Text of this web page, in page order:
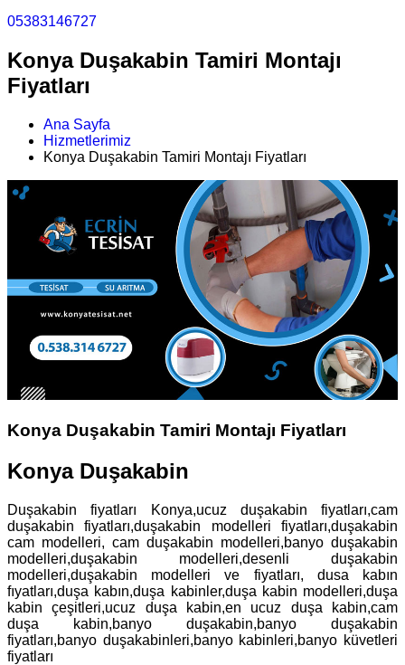
05383146727
Konya Duşakabin Tamiri Montajı
Fiyatları
Ana Sayfa
Hizmetlerimiz
Konya Duşakabin Tamiri Montajı Fiyatları
Konya Duşakabin Tamiri Montajı Fiyatları
Konya Duşakabin
Duşakabin fiyatları Konya,ucuz duşakabin fiyatları,cam
duşakabin fiyatları,duşakabin modelleri fiyatları,duşakabin
cam modelleri, cam duşakabin modelleri,banyo duşakabin
modelleri,duşakabin modelleri,desenli duşakabin
modelleri,duşakabin modelleri ve fiyatları, dusa kabın
fıyatları,duşa kabın,duşa kabinler,duşa kabin modelleri,duşa
kabin çeşitleri,ucuz duşa kabin,en ucuz duşa kabin,cam
duşa kabin,banyo duşakabin,banyo duşakabin
fiyatları,banyo duşakabinleri,banyo kabinleri,banyo küvetleri
fiyatları